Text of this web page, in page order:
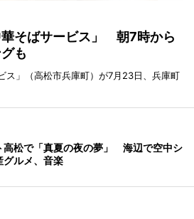
そばサービス」 朝7時から
も
ス」（高松市兵庫町）が7月23日、兵庫町
高松で「真夏の夜の夢」 海辺で空中シ
グルメ、音楽